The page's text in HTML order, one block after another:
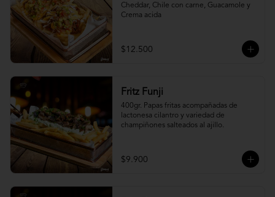
Cheddar, Chile con carne, Guacamole y
Crema acida
$12.500
Fritz Funji
400gr. Papas fritas acompañadas de
lactonesa cilantro y variedad de
champiñones salteados al ajillo.
$9.900